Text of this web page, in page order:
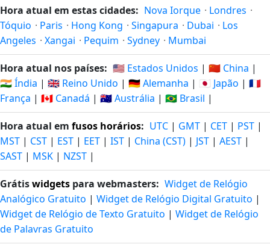
Hora atual em estas cidades: Nova Iorque · Londres ·
Tóquio · Paris · Hong Kong · Singapura · Dubai · Los
Angeles · Xangai · Pequim · Sydney · Mumbai
Hora atual nos países: 🇺🇸 Estados Unidos | 🇨🇳 China |
🇮🇳 Índia | 🇬🇧 Reino Unido | 🇩🇪 Alemanha | 🇯🇵 Japão | 🇫🇷
França | 🇨🇦 Canadá | 🇦🇺 Austrália | 🇧🇷 Brasil |
Hora atual em fusos horários: UTC | GMT | CET | PST |
MST | CST | EST | EET | IST | China (CST) | JST | AEST |
SAST | MSK | NZST |
Grátiswidgets para webmasters: Widget de Relógio
Analógico Gratuito | Widget de Relógio Digital Gratuito |
Widget de Relógio de Texto Gratuito | Widget de Relógio
de Palavras Gratuito